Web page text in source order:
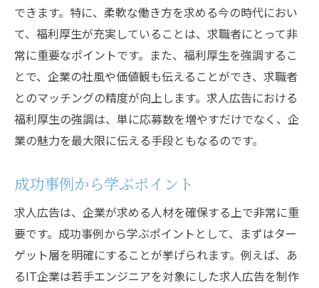
できます。特に、柔軟な働き方を求める今の時代におい
て、福利厚生が充実していることは、求職者にとって非
常に重要なポイントです。また、福利厚生を強調するこ
とで、企業の社風や価値観も伝えることができ、求職者
とのマッチングの精度が向上します。求人広告における
福利厚生の強調は、単に応募数を増やすだけでなく、企
業の魅力を最大限に伝える手段ともなるのです。
成功事例から学ぶポイント
求人広告は、企業が求める人材を確保する上で非常に重
要です。成功事例から学ぶポイントとして、まずはター
ゲット層を明確にすることが挙げられます。例えば、あ
るIT企業は若手エンジニアを対象にした求人広告を制作